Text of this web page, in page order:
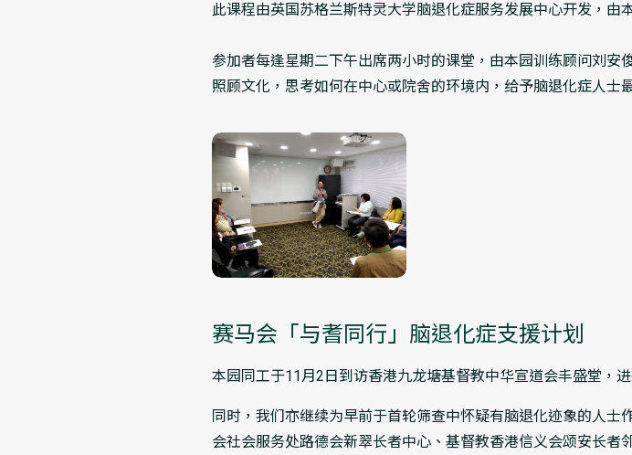
此课程由英国苏格兰斯特灵大学脑退化症服务发展中心开发，由
参加者每逢星期二下午出席两小时的课堂，由本园训练顾问刘
照顾文化，思考如何在中心或院舍的环境内，给予脑退化症人士
赛马会「与耆同行」脑退化症支援计划
本园同工于11月2日到访香港九龙塘基督教中华宣道会丰盛堂，
同时，我们亦继续为早前于首轮筛查中怀疑有脑退化迹象的人
会社会服务处路德会新翠长者中心、基督教香港信义会颂安长